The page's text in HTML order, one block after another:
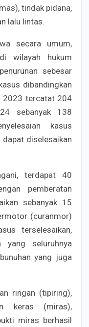
tindak pidana,
lalu lintas.
secara umum,
wilayah hukum
sebesar
dibandingkan
2023 tercatat 204
sebanyak 138
kasus
diselesaikan
terdapat 40
pemberatan
sebanyak 15
(curanmor)
terselesaikan,
yang seluruhnya
yang juga
ringan (tipiring),
keras (miras),
miras berhasil